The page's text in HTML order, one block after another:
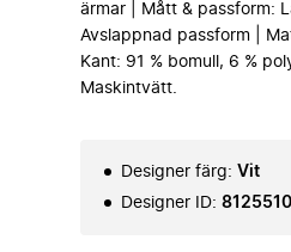
ärmar | Mått & passform:
Avslappnad passform |
Kant: 91 % bomull, 6 %
Maskintvätt.
Designer färg: Vit
Designer ID: